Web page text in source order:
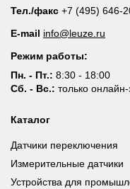
Тел./факс +7 (495) 646-
E-mail info@leuze.ru
Режим работы:
Пн. - Пт.: 8:30 - 18:00
Сб. - Вс.: только онлайн-
Каталог
Датчики переключения
Измерительные датчики
Устройства для